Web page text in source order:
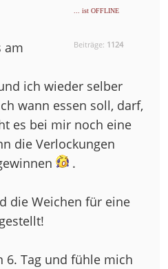
... ist OFFLINE
Beiträge: 1124
am
ich wieder selber
wann essen soll, darf,
es bei mir noch eine
die Verlockungen
.
die Weichen für eine
6. Tag und fühle mich